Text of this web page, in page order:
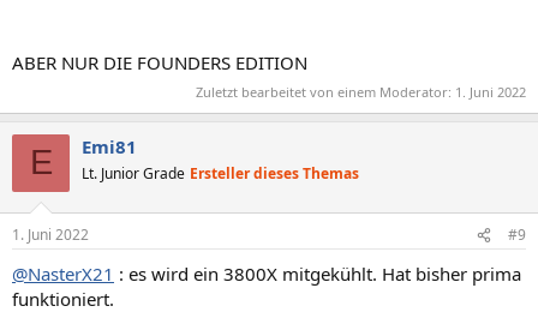
ABER NUR DIE FOUNDERS EDITION
Zuletzt bearbeitet von einem Moderator: 1. Juni 2022
E Emi81
Lt. Junior Grade Ersteller dieses Themas
1. Juni 2022 #9
@NasterX21 : es wird ein 3800X mitgekühlt. Hat bisher prima
funktioniert.